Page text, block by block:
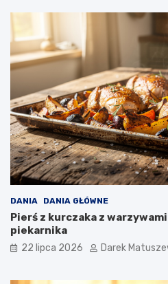
DANIA DANIA GŁÓWNE
Pierś z kurczaka z
piekarnika
22 lipca 2026 Darek